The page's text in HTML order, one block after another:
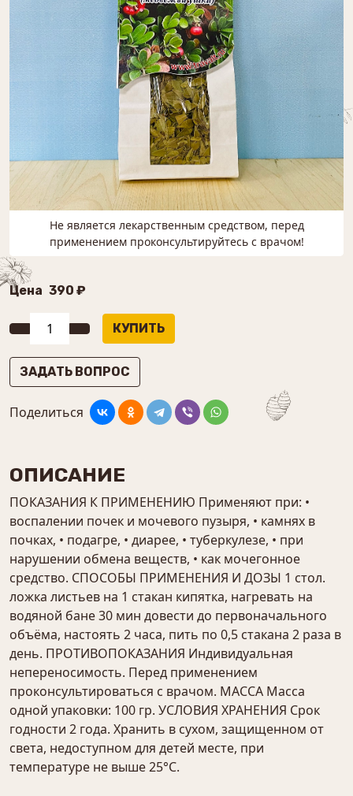
Не является лекарственным средством, перед
применением проконсультируйтесь с врачом!
Цена 390 ₽
ЗАДАТЬ ВОПРОС
Поделиться
ОПИСАНИЕ
ПОКАЗАНИЯ К ПРИМЕНЕНИЮ Применяют при: •
воспалении почек и мочевого пузыря, • камнях в
почках, • подагре, • диарее, • туберкулезе, • при
нарушении обмена веществ, • как мочегонное
средство. СПОСОБЫ ПРИМЕНЕНИЯ И ДОЗЫ 1 стол.
ложка листьев на 1 стакан кипятка, нагревать на
водяной бане 30 мин довести до первоначального
объёма, настоять 2 часа, пить по 0,5 стакана 2 раза в
день. ПРОТИВОПОКАЗАНИЯ Индивидуальная
непереносимость. Перед применением
проконсультироваться с врачом. МАССА Масса
одной упаковки: 100 гр. УСЛОВИЯ ХРАНЕНИЯ Срок
годности 2 года. Хранить в сухом, защищенном от
света, недоступном для детей месте, при
температуре не выше 25°С.